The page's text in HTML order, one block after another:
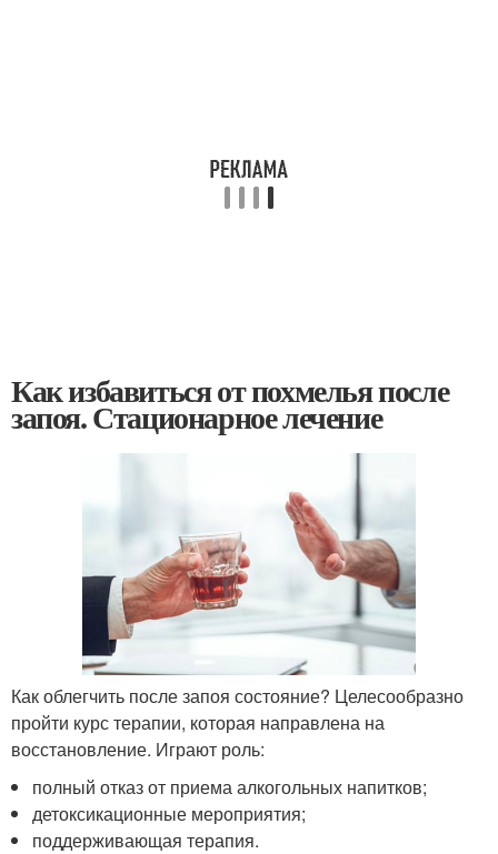
Как избавиться от похмелья после
запоя. Стационарное лечение
Как облегчить после запоя состояние? Целесообразно
пройти курс терапии, которая направлена на
восстановление. Играют роль:
полный отказ от приема алкогольных напитков;
детоксикационные мероприятия;
поддерживающая терапия.